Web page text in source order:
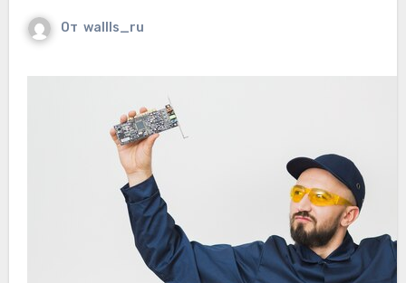
От wallls_ru